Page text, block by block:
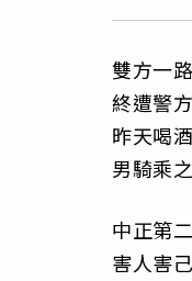
雙方一
終遭警
昨天喝
男騎乘
中正第
害人害